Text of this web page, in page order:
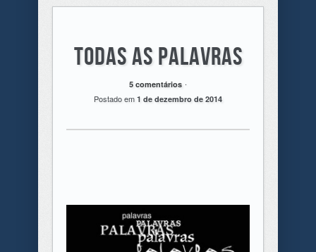
Todas as palavras
5 comentários .
Postado em 1 de dezembro de 2014